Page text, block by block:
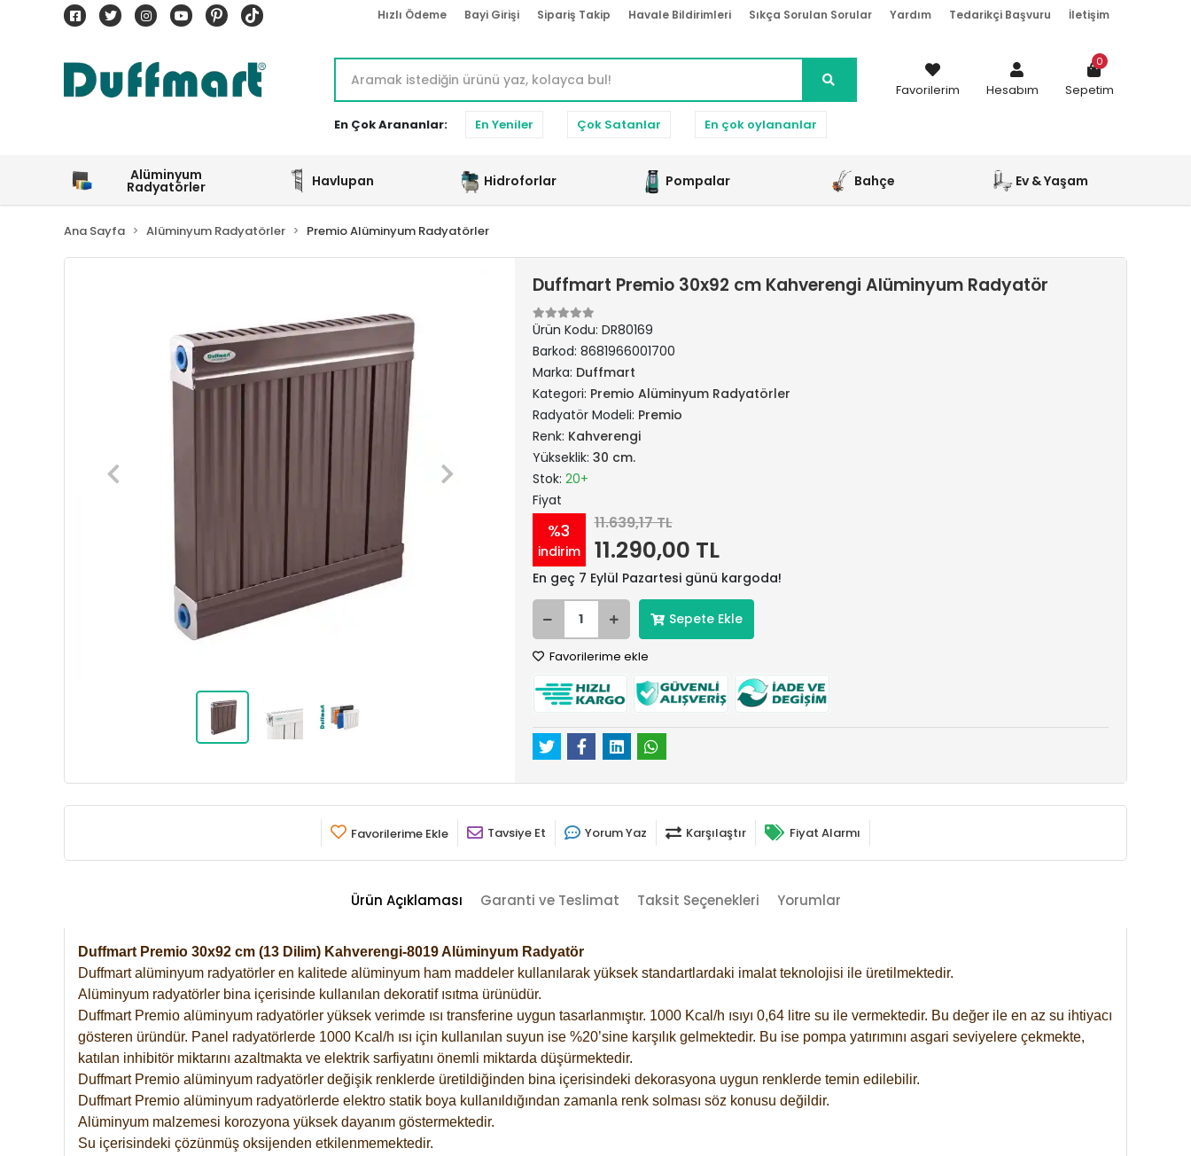
Hızlı Ödeme Bayi Girişi Sipariş Takip Havale Bildirimleri Sıkça Sorulan Sorular Yardım Tedarikçi Başvuru İletişim
En Çok Arananlar: En Yeniler Çok Satanlar En çok oylananlar
Favorilerim Hesabım Sepetim
0
Alüminyum
Radyatörler Havlupan Hidroforlar Pompalar Bahçe Ev & Yaşam
Ana Sayfa Alüminyum Radyatörler Premio Alüminyum Radyatörler
Duffmart Premio 30x92 cm Kahverengi Alüminyum Radyatör
Ürün Kodu: DR80169
Barkod: 8681966001700
Marka: Duffmart
Kategori: Premio Alüminyum Radyatörler
Radyatör Modeli: Premio
Renk: Kahverengi
Yükseklik: 30 cm.
Stok: 20+
Fiyat
%3
indirim
11.639,17 TL
11.290,00 TL
En geç 7 Eylül Pazartesi günü kargoda!
Sepete Ekle
Favorilerime ekle
Favorilerime Ekle Tavsiye Et Yorum Yaz Karşılaştır Fiyat Alarmı
Ürün Açıklaması Garanti ve Teslimat Taksit Seçenekleri Yorumlar
Duffmart Premio 30x92 cm (13 Dilim) Kahverengi-8019 Alüminyum Radyatör
Duffmart alüminyum radyatörler en kalitede alüminyum ham maddeler kullanılarak yüksek standartlardaki imalat teknolojisi ile üretilmektedir.
Alüminyum radyatörler bina içerisinde kullanılan dekoratif ısıtma ürünüdür.
Duffmart Premio alüminyum radyatörler yüksek verimde ısı transferine uygun tasarlanmıştır. 1000 Kcal/h ısıyı 0,64 litre su ile vermektedir. Bu değer ile en az su ihtiyacı
gösteren üründür. Panel radyatörlerde 1000 Kcal/h ısı için kullanılan suyun ise %20’sine karşılık gelmektedir. Bu ise pompa yatırımını asgari seviyelere çekmekte,
katılan inhibitör miktarını azaltmakta ve elektrik sarfiyatını önemli miktarda düşürmektedir.
Duffmart Premio alüminyum radyatörler değişik renklerde üretildiğinden bina içerisindeki dekorasyona uygun renklerde temin edilebilir.
Duffmart Premio alüminyum radyatörlerde elektro statik boya kullanıldığından zamanla renk solması söz konusu değildir.
Alüminyum malzemesi korozyona yüksek dayanım göstermektedir.
Su içerisindeki çözünmüş oksijenden etkilenmemektedir.